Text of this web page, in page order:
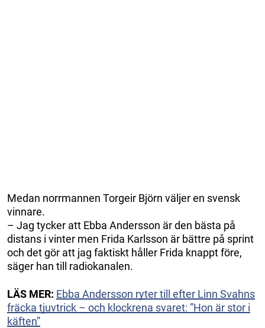
Medan norrmannen Torgeir Björn väljer en svensk
vinnare.
– Jag tycker att Ebba Andersson är den bästa på
distans i vinter men Frida Karlsson är bättre på sprint
och det gör att jag faktiskt håller Frida knappt före,
säger han till radiokanalen.
LÄS MER: Ebba Andersson ryter till efter Linn Svahns
fräcka tjuvtrick – och klockrena svaret: ”Hon är stor i
käften”